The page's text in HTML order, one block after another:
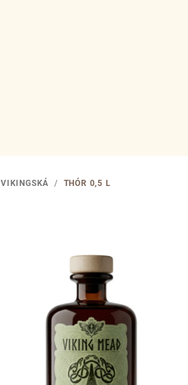
VIKINGSKÁ / THÓR 0,5 L